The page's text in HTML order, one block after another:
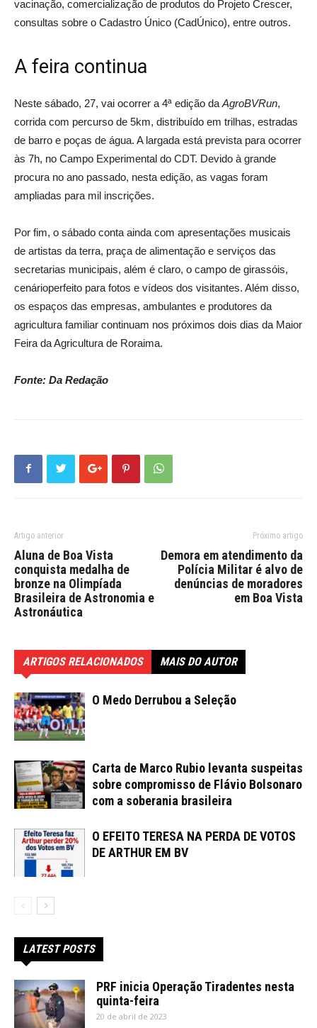
vacinação, comercialização de produtos do Projeto Crescer,
consultas sobre o Cadastro Único (CadÚnico), entre outros.
A feira continua
Neste sábado, 27, vai ocorrer a 4ª edição da AgroBVRun,
corrida com percurso de 5km, distribuído em trilhas, estradas
de barro e poças de água. A largada está prevista para ocorrer
às 7h, no Campo Experimental do CDT. Devido à grande
procura no ano passado, nesta edição, as vagas foram
ampliadas para mil inscrições.
Por fim, o sábado conta ainda com apresentações musicais
de artistas da terra, praça de alimentação e serviços das
secretarias municipais, além é claro, o campo de girassóis,
cenárioperfeito para fotos e vídeos dos visitantes. Além disso,
os espaços das empresas, ambulantes e produtores da
agricultura familiar continuam nos próximos dois dias da Maior
Feira da Agricultura de Roraima.
Fonte: Da Redação
Artigo anterior
Aluna de Boa Vista
conquista medalha de
bronze na Olimpíada
Brasileira de Astronomia e
Astronáutica
Próximo artigo
Demora em atendimento da
Polícia Militar é alvo de
denúncias de moradores
em Boa Vista
ARTIGOS RELACIONADOS MAIS DO AUTOR
O Medo Derrubou a Seleção
Carta de Marco Rubio levanta suspeitas
sobre compromisso de Flávio Bolsonaro
com a soberania brasileira
O EFEITO TERESA NA PERDA DE VOTOS
DE ARTHUR EM BV
LATEST POSTS
PRF inicia Operação Tiradentes nesta
quinta-feira
20 de abril de 2023